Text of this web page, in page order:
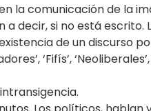
la comunicación de la
decir, si no está escrito.
de un discurso
‘Fifís’,